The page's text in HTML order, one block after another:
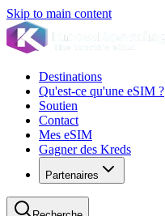
Skip to main content
Destinations
Qu'est-ce qu'une eSIM ?
Soutien
Contact
Mes eSIM
Gagner des Kreds
Partenaires